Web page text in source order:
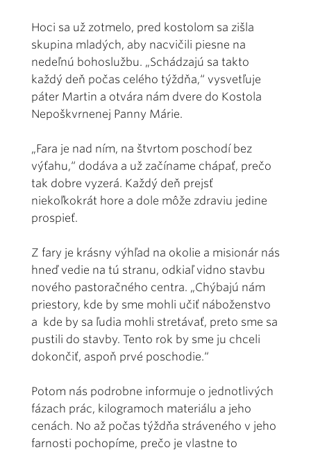
Hoci sa už zotmelo, pred kostolom sa zišla
skupina mladých, aby nacvičili piesne na
nedeľnú bohoslužbu. „Schádzajú sa takto
každý deň počas celého týždňa,“ vysvetľuje
páter Martin a otvára nám dvere do Kostola
Nepoškvrnenej Panny Márie.
„Fara je nad ním, na štvrtom poschodí bez
výťahu,“ dodáva a už začíname chápať, prečo
tak dobre vyzerá. Každý deň prejsť
niekoľkokrát hore a dole môže zdraviu jedine
prospieť.
Z fary je krásny výhľad na okolie a misionár nás
hneď vedie na tú stranu, odkiaľ vidno stavbu
nového pastoračného centra. „Chýbajú nám
priestory, kde by sme mohli učiť náboženstvo
a kde by sa ľudia mohli stretávať, preto sme sa
pustili do stavby. Tento rok by sme ju chceli
dokončiť, aspoň prvé poschodie.“
Potom nás podrobne informuje o jednotlivých
fázach prác, kilogramoch materiálu a jeho
cenách. No až počas týždňa stráveného v jeho
farnosti pochopíme, prečo je vlastne to